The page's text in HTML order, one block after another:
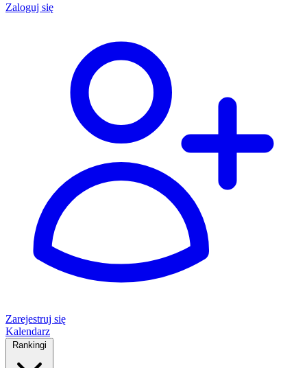
Zaloguj się
Zarejestruj się
Kalendarz
Rankingi